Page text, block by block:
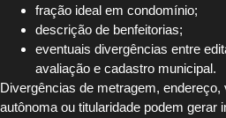
fração ideal em condomínio;
descrição de benfeitorias;
eventuais divergências entre
avaliação e cadastro municipal.
Divergências de metragem, endereço,
autônoma ou titularidade podem gerar